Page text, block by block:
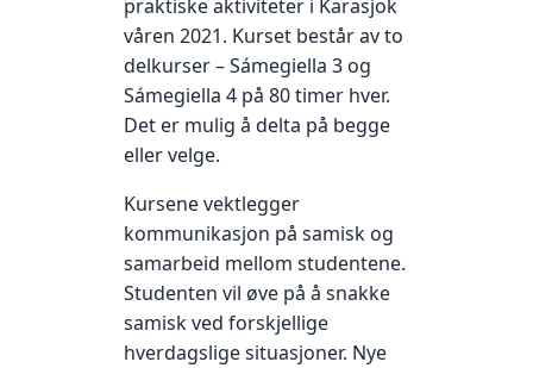
praktiske aktiviteter i Karasjok
våren 2021. Kurset består av to
delkurser – Sámegiella 3 og
Sámegiella 4 på 80 timer hver.
Det er mulig å delta på begge
eller velge.
Kursene vektlegger
kommunikasjon på samisk og
samarbeid mellom studentene.
Studenten vil øve på å snakke
samisk ved forskjellige
hverdagslige situasjoner. Nye